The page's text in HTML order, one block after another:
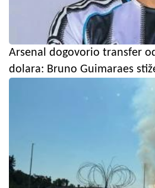
Arsenal dogovorio transfer
dolara: Bruno Guimaraes